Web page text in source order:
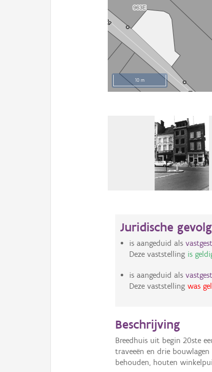
10 m
Juridische
is aangeduid als
Deze vaststelling is
is aangeduid als
Deze vaststelling was
Beschrijving
Breedhuis uit begin 20ste
traveeën en drie
behouden, houten